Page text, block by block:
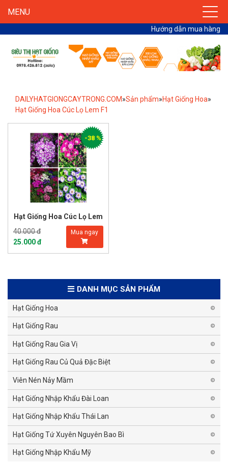
MENU
Hướng dẫn mua hàng
DAILYHATGIONGCAYTRONG.COM»Sản phẩm»Hạt Giống Hoa»
Hạt Giống Hoa Cúc Lọ Lem F1
Hạt Giống Hoa Cúc Lọ Lem
40.000 đ
25.000 đ
Mua ngay
-38 %
DANH MỤC SẢN PHẨM
Hạt Giống Hoa
Hạt Giống Rau
Hạt Giống Rau Gia Vị
Hạt Giống Rau Củ Quả Đặc Biệt
Viên Nén Nảy Mầm
Hạt Giống Nhập Khẩu Đài Loan
Hạt Giống Nhập Khẩu Thái Lan
Hạt Giống Tứ Xuyên Nguyên Bao Bì
Hạt Giống Nhập Khẩu Mỹ